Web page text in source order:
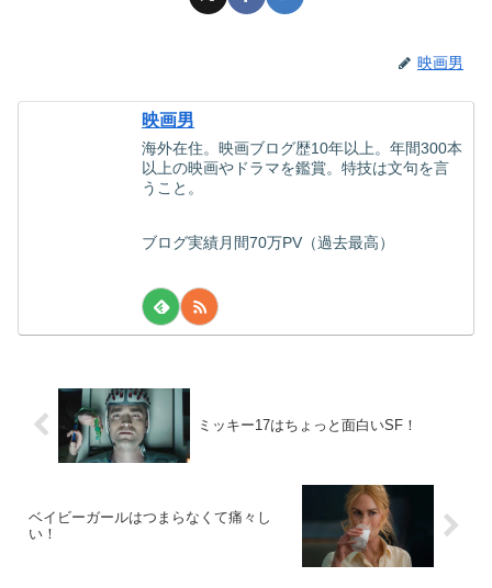
映画男
映画男
海外在住。映画ブログ歴10年以上。年間300本
以上の映画やドラマを鑑賞。特技は文句を言
うこと。
ブログ実績月間70万PV（過去最高）
ミッキー17はちょっと面白いSF！
ベイビーガールはつまらなくて痛々し
い！